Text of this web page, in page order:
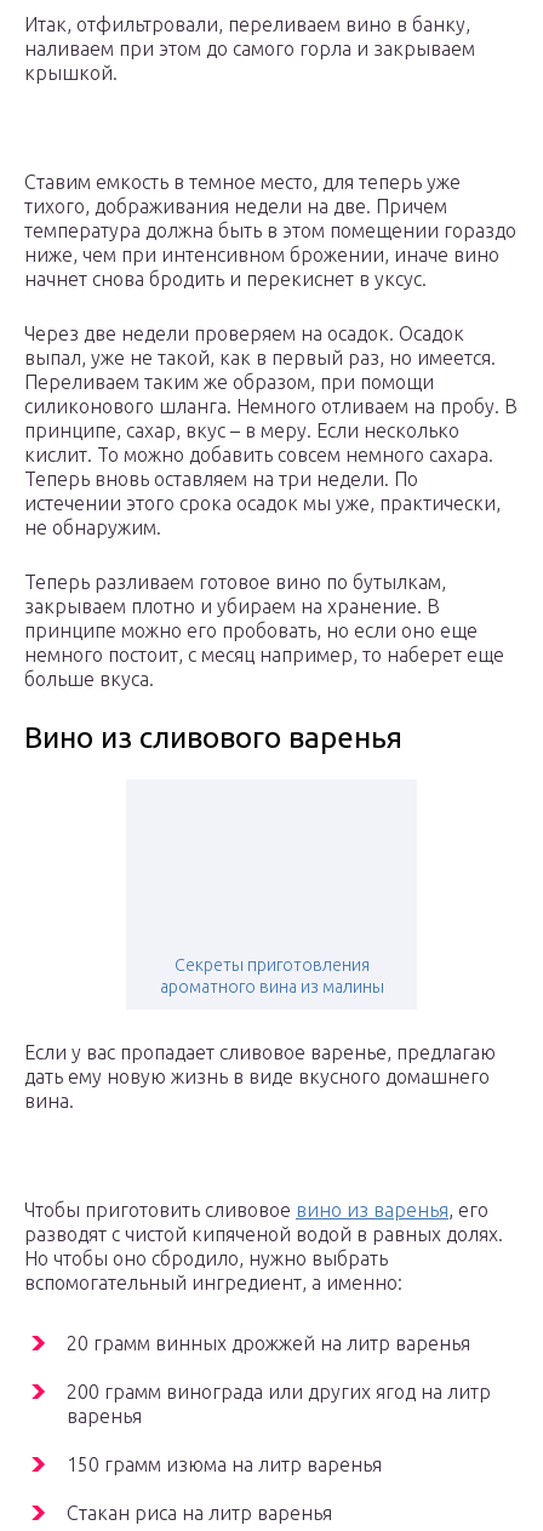
Итак, отфильтровали, переливаем вино в банку,
наливаем при этом до самого горла и закрываем
крышкой.
Ставим емкость в темное место, для теперь уже
тихого, дображивания недели на две. Причем
температура должна быть в этом помещении гораздо
ниже, чем при интенсивном брожении, иначе вино
начнет снова бродить и перекиснет в уксус.
Через две недели проверяем на осадок. Осадок
выпал, уже не такой, как в первый раз, но имеется.
Переливаем таким же образом, при помощи
силиконового шланга. Немного отливаем на пробу. В
принципе, сахар, вкус – в меру. Если несколько
кислит. То можно добавить совсем немного сахара.
Теперь вновь оставляем на три недели. По
истечении этого срока осадок мы уже, практически,
не обнаружим.
Теперь разливаем готовое вино по бутылкам,
закрываем плотно и убираем на хранение. В
принципе можно его пробовать, но если оно еще
немного постоит, с месяц например, то наберет еще
больше вкуса.
Вино из сливового варенья
Секреты приготовления
ароматного вина из малины
Если у вас пропадает сливовое варенье, предлагаю
дать ему новую жизнь в виде вкусного домашнего
вина.
Чтобы приготовить сливовое вино из варенья, его
разводят с чистой кипяченой водой в равных долях.
Но чтобы оно сбродило, нужно выбрать
вспомогательный ингредиент, а именно:
20 грамм винных дрожжей на литр варенья
200 грамм винограда или других ягод на литр
варенья
150 грамм изюма на литр варенья
Стакан риса на литр варенья